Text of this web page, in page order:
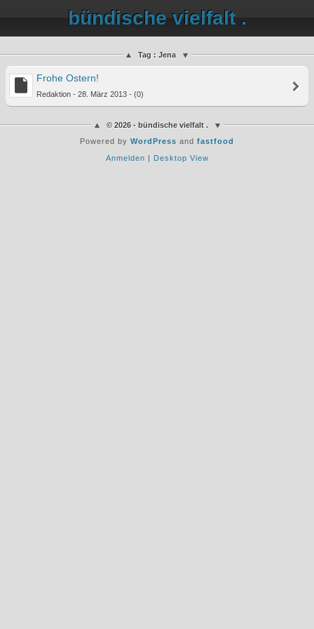
bündische vielfalt .
Tag : Jena
Frohe Ostern!
Redaktion - 28. März 2013 - (0)
© 2026 - bündische vielfalt .
Powered by WordPress and fastfood
Anmelden | Desktop View